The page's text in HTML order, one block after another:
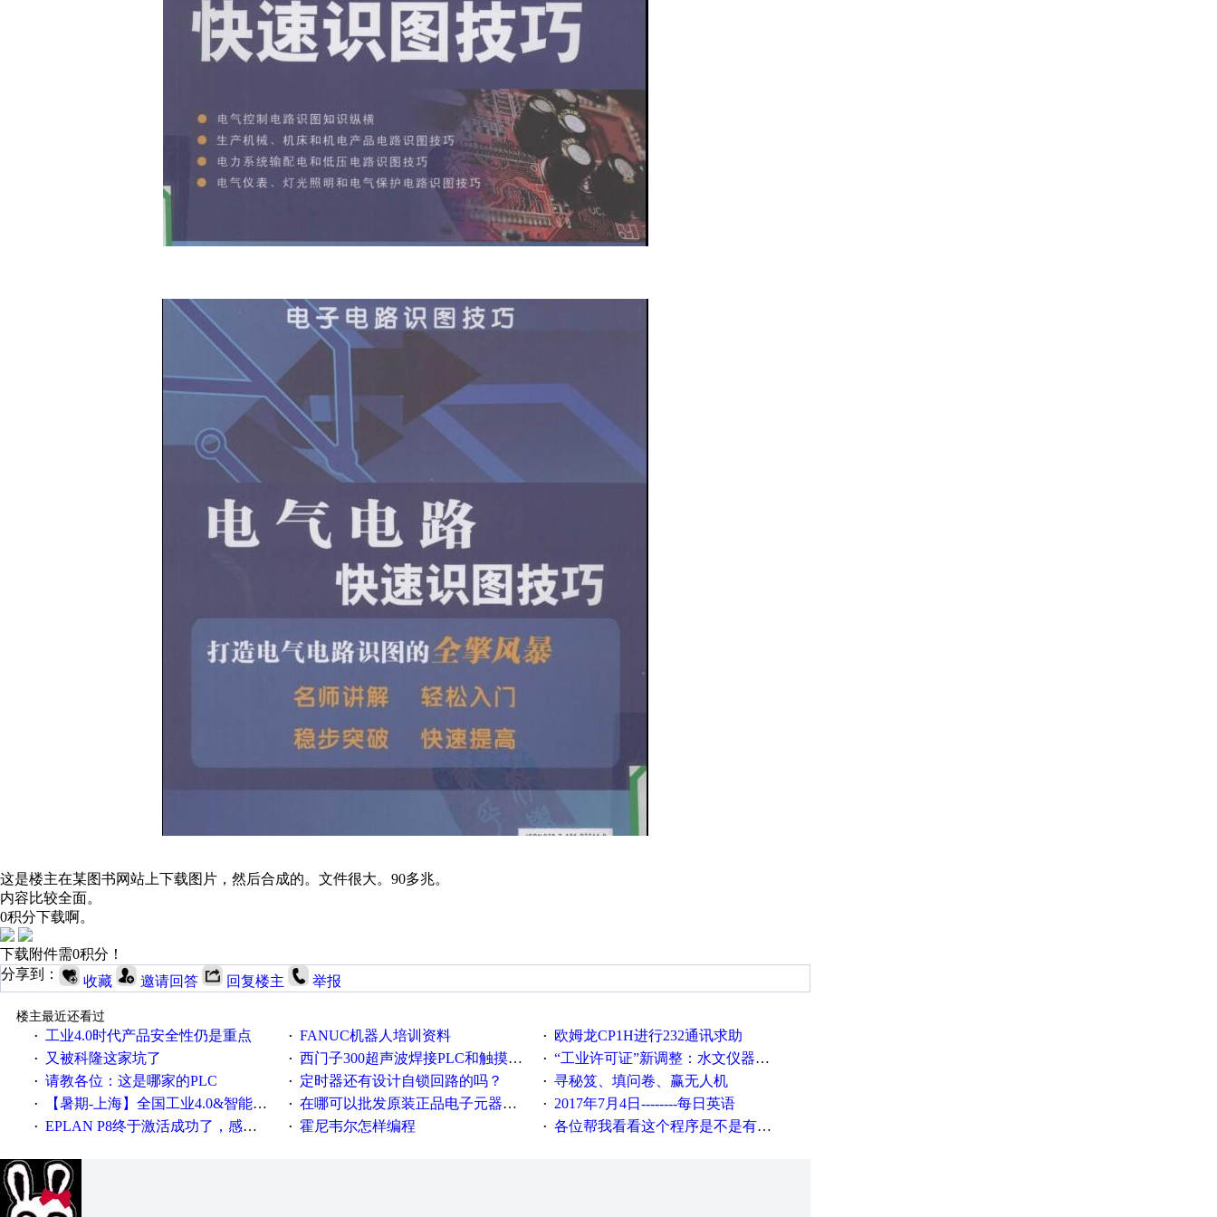
这是楼主在某图书网站上下载图片，然后合成的。文件很大。90多兆。
内容比较全面。
0积分下载啊。
下载附件需0积分！
分享到：
收藏 邀请回答 回复楼主 举报
楼主最近还看过
·
工业4.0时代产品安全性仍是重点 · FANUC机器人培训资料 · 欧姆龙CP1H进行232通讯求助
· 又被科隆这家坑了 · 西门子300超声波焊接PLC和触摸屏程序 · “工业许可证”新调整：水文仪器等19类产品取消事前生产许可
· 请教各位：这是哪家的PLC · 定时器还有设计自锁回路的吗？ · 寻秘笈、填问卷、赢无人机
· 【暑期-上海】全国工业4.0&智能制造高级培训班通知！ · 在哪可以批发原装正品电子元器件，价格怎么样 · 2017年7月4日--------每日英语
· EPLAN P8终于激活成功了，感谢网上无私的高人！ · 霍尼韦尔怎样编程 · 各位帮我看看这个程序是不是有问题？？？